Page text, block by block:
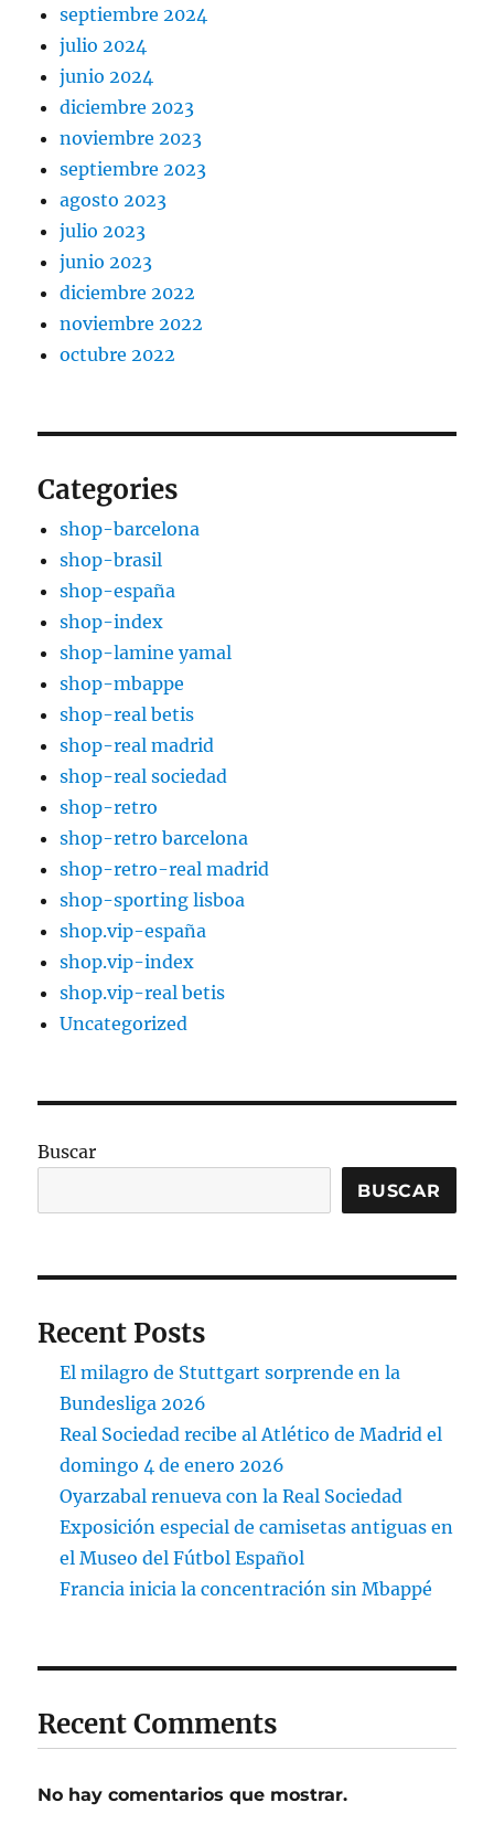
septiembre 2024
julio 2024
junio 2024
diciembre 2023
noviembre 2023
septiembre 2023
agosto 2023
julio 2023
junio 2023
diciembre 2022
noviembre 2022
octubre 2022
Categories
shop-barcelona
shop-brasil
shop-españa
shop-index
shop-lamine yamal
shop-mbappe
shop-real betis
shop-real madrid
shop-real sociedad
shop-retro
shop-retro barcelona
shop-retro-real madrid
shop-sporting lisboa
shop.vip-españa
shop.vip-index
shop.vip-real betis
Uncategorized
Buscar
BUSCAR
Recent Posts
El milagro de Stuttgart sorprende en la
Bundesliga 2026
Real Sociedad recibe al Atlético de Madrid el
domingo 4 de enero 2026
Oyarzabal renueva con la Real Sociedad
Exposición especial de camisetas antiguas en
el Museo del Fútbol Español
Francia inicia la concentración sin Mbappé
Recent Comments
No hay comentarios que mostrar.